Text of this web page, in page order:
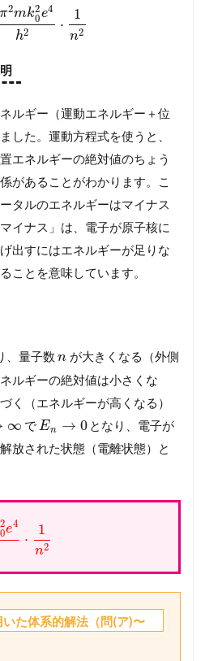
π2mk2
0e4
h2 ⋅
1
n2
ルギー（運動エネルギー＋位
した。運動方程式を使うと、
エネルギーの絶対値のちょう
があることがわかります。こ
タルのエネルギーはマイナス
イナス」は、電子が原子核に
出すにはエネルギーが足りな
ことを意味しています。
、量子数n が大きくなる（外側
ルギーの絶対値は小さくな
く（エネルギーが高くなる）
∞ でEn → 0となり、電子が
放された状態（電離状態）と
2
0e4
⋅
1
n2
いた体系的解法（問(ア)〜